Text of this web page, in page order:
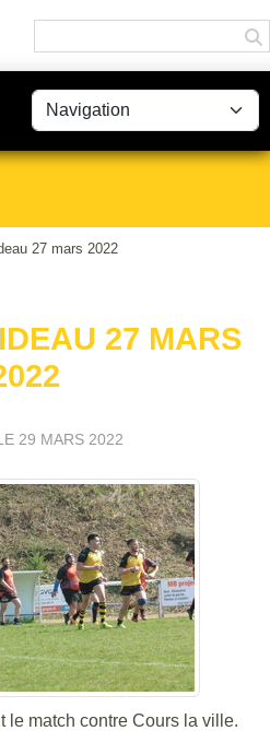
27 mars 2022
27 MARS
29 MARS 2022
le match contre Cours la ville.